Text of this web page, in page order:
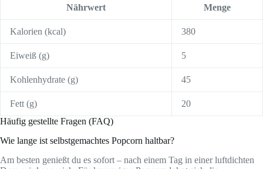
Nährwert Menge
Kalorien (kcal) 380
Eiweiß (g) 5
Kohlenhydrate (g) 45
Fett (g)
20
Häufig gestellte Fragen (FAQ)
Wie lange ist selbstgemachtes Popcorn haltbar?
Am besten genießt du es sofort – nach einem Tag in einer luftdichten